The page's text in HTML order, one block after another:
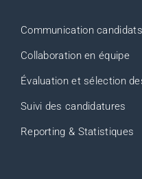
Communication candidats
Collaboration en équipe
Évaluation et sélection
Suivi des candidatures
Reporting & Statistiques